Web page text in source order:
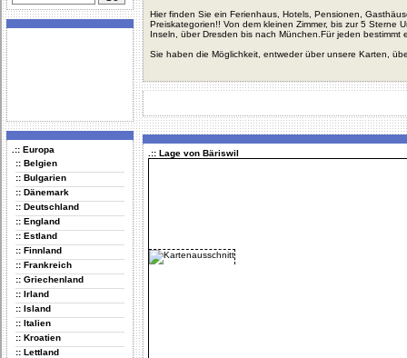
.:: Europa
:: Belgien
:: Bulgarien
:: Dänemark
:: Deutschland
:: England
:: Estland
:: Finnland
:: Frankreich
:: Griechenland
:: Irland
:: Island
:: Italien
:: Kroatien
:: Lettland
Hier finden Sie ein Ferienhaus, Hotels, Pensionen,
Preiskategorien!! Von dem kleinen Zimmer, bis zur 5 Sterne
Inseln, über Dresden bis nach München.Für jeden bestimmt
Sie haben die Möglichkeit, entweder über unsere Karten,
.:: Lage von Bäriswil